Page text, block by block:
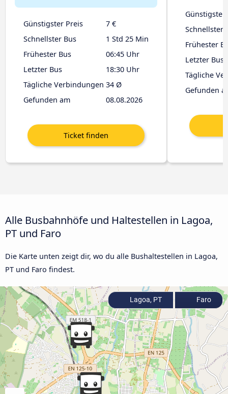
Günstigster Preis
7 €
Schnellster Bus
1 Std 25 Min
Frühester Bus
06:45 Uhr
Letzter Bus
18:30 Uhr
Tägliche Verbindungen 34 Ø
Gefunden am
08.08.2026
Günstigster
Schnellster
Frühester
Letzter Bus
Tägliche
Gefunden
Alle Busbahnhöfe und Haltestellen in Lagoa,
PT und Faro
Die Karte unten zeigt dir, wo du alle Bushaltestellen in Lagoa,
PT und Faro findest.
Lagoa, PT Faro